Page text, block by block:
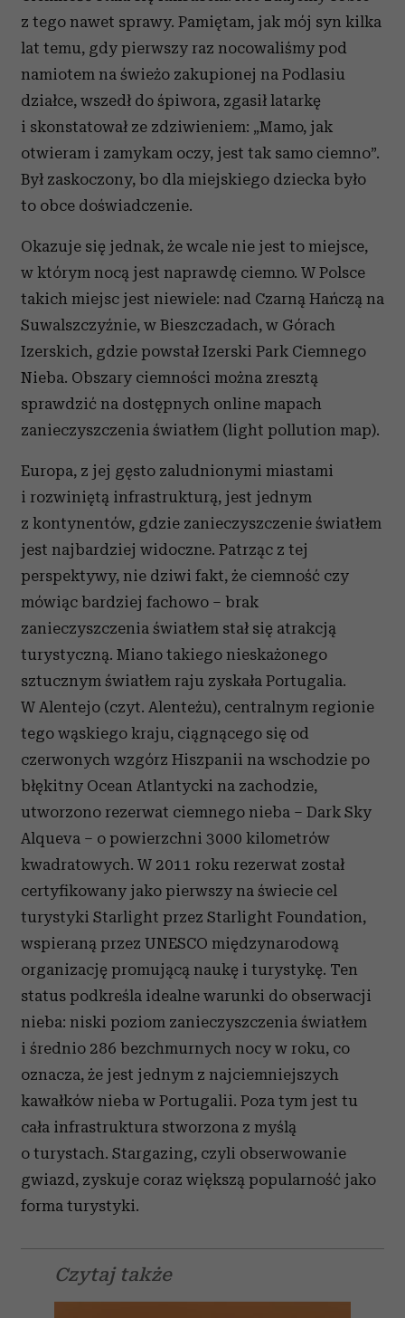
z tego nawet sprawy. Pamiętam, jak mój syn kilka
lat temu, gdy pierwszy raz nocowaliśmy pod
namiotem na świeżo zakupionej na Podlasiu
działce, wszedł do śpiwora, zgasił latarkę
i skonstatował ze zdziwieniem: „Mamo, jak
otwieram i zamykam oczy, jest tak samo ciemno”.
Był zaskoczony, bo dla miejskiego dziecka było
to obce doświadczenie.
Okazuje się jednak, że wcale nie jest to miejsce,
w którym nocą jest naprawdę ciemno. W Polsce
takich miejsc jest niewiele: nad Czarną Hańczą na
Suwalszczyźnie, w Bieszczadach, w Górach
Izerskich, gdzie powstał Izerski Park Ciemnego
Nieba. Obszary ciemności można zresztą
sprawdzić na dostępnych online mapach
zanieczyszczenia światłem (light pollution map).
Europa, z jej gęsto zaludnionymi miastami
i rozwiniętą infrastrukturą, jest jednym
z kontynentów, gdzie zanieczyszczenie światłem
jest najbardziej widoczne. Patrząc z tej
perspektywy, nie dziwi fakt, że ciemność czy
mówiąc bardziej fachowo – brak
zanieczyszczenia światłem stał się atrakcją
turystyczną. Miano takiego nieskażonego
sztucznym światłem raju zyskała Portugalia.
W Alentejo (czyt. Alenteżu), centralnym regionie
tego wąskiego kraju, ciągnącego się od
czerwonych wzgórz Hiszpanii na wschodzie po
błękitny Ocean Atlantycki na zachodzie,
utworzono rezerwat ciemnego nieba – Dark Sky
Alqueva – o powierzchni 3000 kilometrów
kwadratowych. W 2011 roku rezerwat został
certyfikowany jako pierwszy na świecie cel
turystyki Starlight przez Starlight Foundation,
wspieraną przez UNESCO międzynarodową
organizację promującą naukę i turystykę. Ten
status podkreśla idealne warunki do obserwacji
nieba: niski poziom zanieczyszczenia światłem
i średnio 286 bezchmurnych nocy w roku, co
oznacza, że jest jednym z najciemniejszych
kawałków nieba w Portugalii. Poza tym jest tu
cała infrastruktura stworzona z myślą
o turystach. Stargazing, czyli obserwowanie
gwiazd, zyskuje coraz większą popularność jako
forma turystyki.
Czytaj także